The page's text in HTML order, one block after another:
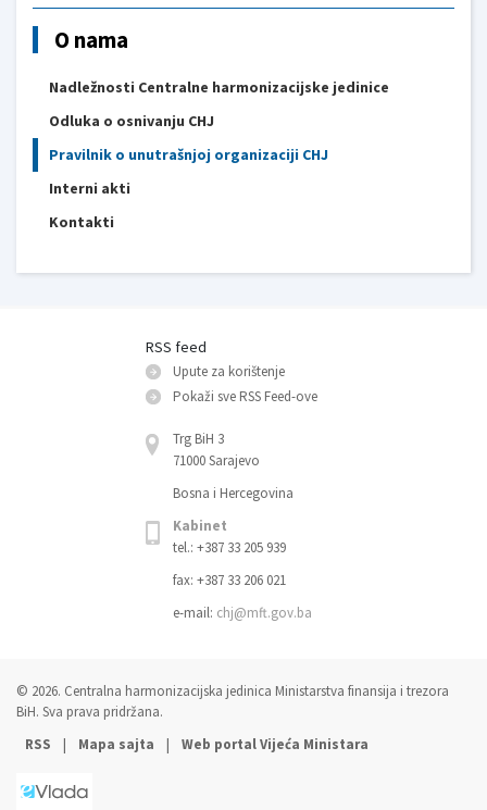
O nama
Nadležnosti Centralne harmonizacijske jedinice
Odluka o osnivanju CHJ
Pravilnik o unutrašnjoj organizaciji CHJ
Interni akti
Kontakti
RSS feed
Upute za korištenje
Pokaži sve RSS Feed-оve
Trg BiH 3
71000 Sarajevo
Bosna i Hercegovina
Kabinet
tel.: +387 33 205 939
fax: +387 33 206 021
e-mail: chj@mft.gov.ba
© 2026. Centralna harmonizacijska jedinica Ministarstva finansija i trezora
BiH. Sva prava pridržana.
RSS
| Mapa sajta | Web portal Vijeća Ministara